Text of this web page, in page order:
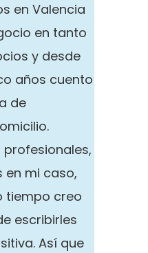
en Valencia
en tanto
y desde
años cuento
de
profesionales,
en mi caso,
tiempo creo
escribirles
Así que